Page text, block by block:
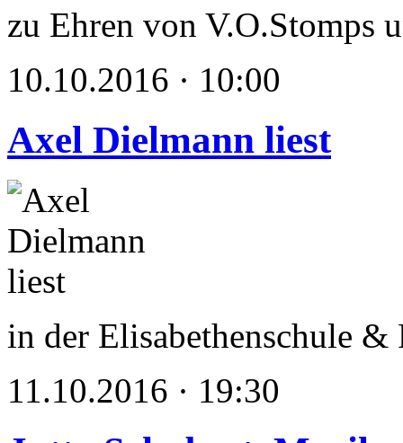
zu Ehren von V.O.Stomps
10.10.2016 · 10:00
Axel Dielmann liest
in der Elisabethenschule
11.10.2016 · 19:30